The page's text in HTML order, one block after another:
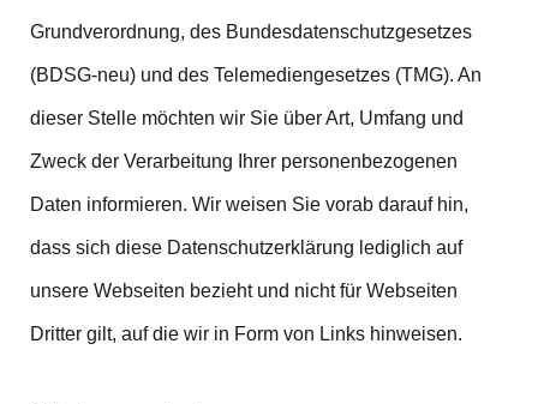
Grundverordnung, des Bundesdatenschutzgesetzes
(BDSG-neu) und des Telemediengesetzes (TMG). An
dieser Stelle möchten wir Sie über Art, Umfang und
Zweck der Verarbeitung Ihrer personenbezogenen
Daten informieren. Wir weisen Sie vorab darauf hin,
dass sich diese Datenschutzerklärung lediglich auf
unsere Webseiten bezieht und nicht für Webseiten
Dritter gilt, auf die wir in Form von Links hinweisen.